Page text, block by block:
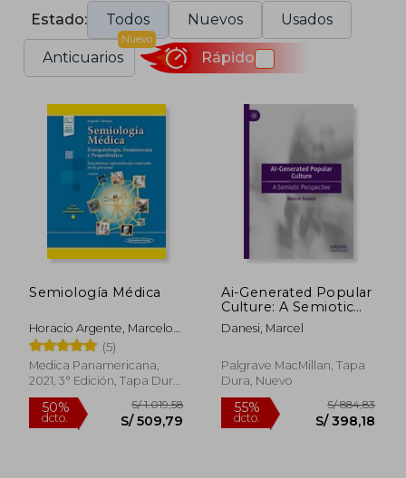
Estado: Todos Nuevos Usados
Anticuarios
Nuevo
Rápido
Semiología Médica
Horacio Argente, Marcelo
E. Álvarez
(5)
Medica Panamericana,
2021, 3° Edición, Tapa Dura,
Nuevo
Ai-Generated Popular
Culture: A Semiotic
Perspective (en
Inglés)
Danesi, Marcel
Palgrave MacMillan, Tapa
Dura, Nuevo